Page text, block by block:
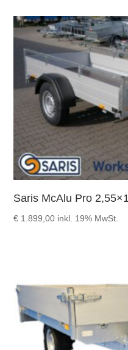
Saris McAlu Pro
€ 1.899,00 inkl. 19% MwSt.